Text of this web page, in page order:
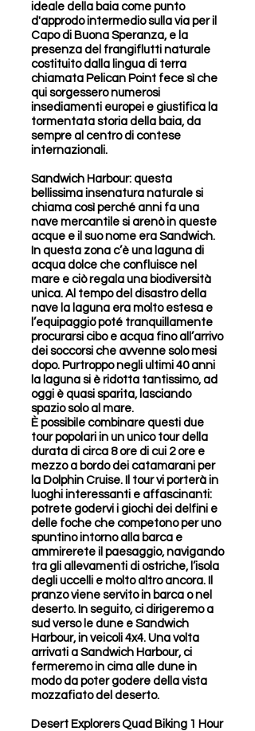
ideale della baia come punto
d'approdo intermedio sulla via per il
Capo di Buona Speranza, e la
presenza del frangiflutti naturale
costituito dalla lingua di terra
chiamata Pelican Point fece sì che
qui sorgessero numerosi
insediamenti europei e giustifica la
tormentata storia della baia, da
sempre al centro di contese
internazionali.
Sandwich Harbour: questa
bellissima insenatura naturale si
chiama così perché anni fa una
nave mercantile si arenò in queste
acque e il suo nome era Sandwich.
In questa zona c’è una laguna di
acqua dolce che confluisce nel
mare e ciò regala una biodiversità
unica. Al tempo del disastro della
nave la laguna era molto estesa e
l’equipaggio poté tranquillamente
procurarsi cibo e acqua fino all’arrivo
dei soccorsi che avvenne solo mesi
dopo. Purtroppo negli ultimi 40 anni
la laguna si è ridotta tantissimo, ad
oggi è quasi sparita, lasciando
spazio solo al mare.
È possibile combinare questi due
tour popolari in un unico tour della
durata di circa 8 ore di cui 2 ore e
mezzo a bordo dei catamarani per
la Dolphin Cruise. Il tour vi porterà in
luoghi interessanti e affascinanti:
potrete godervi i giochi dei delfini e
delle foche che competono per uno
spuntino intorno alla barca e
ammirerete il paesaggio, navigando
tra gli allevamenti di ostriche, l’isola
degli uccelli e molto altro ancora. Il
pranzo viene servito in barca o nel
deserto. In seguito, ci dirigeremo a
sud verso le dune e Sandwich
Harbour, in veicoli 4x4. Una volta
arrivati a Sandwich Harbour, ci
fermeremo in cima alle dune in
modo da poter godere della vista
mozzafiato del deserto.
Desert Explorers Quad Biking 1 Hour